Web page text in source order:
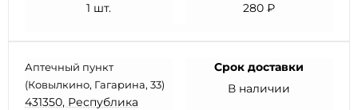
1 шт.
280 ₽
Аптечный пункт
(Ковылкино, Гагарина, 33)
431350, Республика
Срок доставки
В наличии